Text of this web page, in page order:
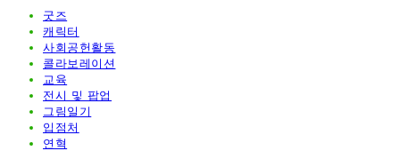
굿즈
캐릭터
사회공헌활동
콜라보레이션
교육
전시 및 팝업
그림일기
입점처
연혁